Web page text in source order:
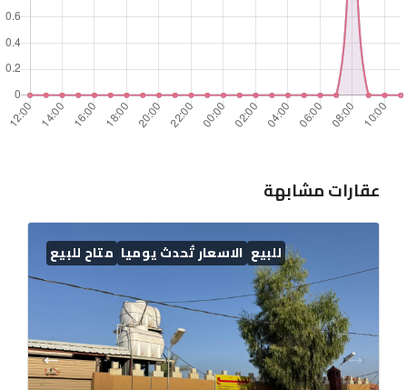
عقارات مشابهة
للبيع الاسعار تُحدث يوميا متاح للبيع